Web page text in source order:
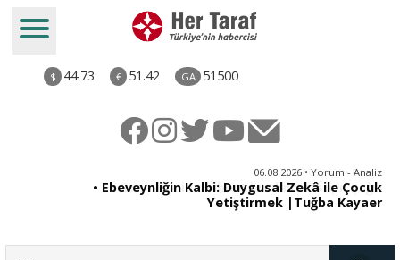
$ 44.73 € 51.42 GA 51500
06.08.2026 • Yorum - Analiz
• Ebeveynliğin Kalbi: Duygusal Zekâ ile Çocuk
Yetiştirmek |Tuğba Kayaer